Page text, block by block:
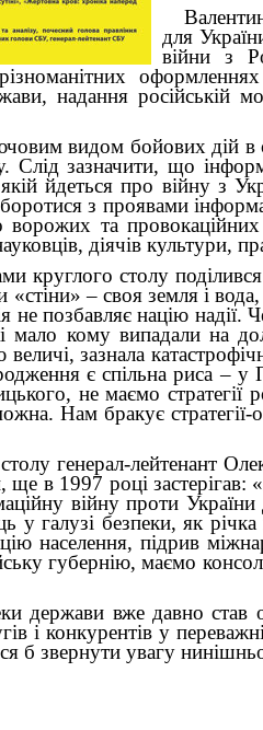
для
війни з
надання російській
видом бойових дій в
Слід зазначити, що
йдеться про війну з
з проявами
ворожих та
діячів культури,
круглого столу
– своя земля і
не позбавляє націю
мало кому випадали на
зазнала
є спільна риса –
не маємо стратегії
Нам бракує
генерал-лейтенант
ще в 1997 році
війну проти
у галузі безпеки, як
населення, підрив
губернію, маємо
держави вже давно став
і конкурентів у
б звернути увагу